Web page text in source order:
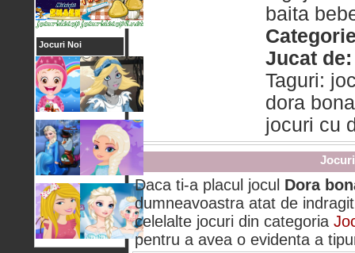
Jocuri Noi
baita
Jucat de:
Taguri:
dora
jocuri cu
Daca ti-a placul jocul Dora
dumneavoastra atat de
celelalte jocuri din categoria
pentru a avea o evidenta a